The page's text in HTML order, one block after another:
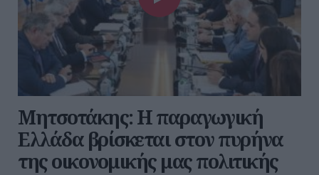
Μητσοτάκης: Η παραγωγική
Ελλάδα βρίσκεται στον πυρήνα
της οικονομικής μας πολιτικής